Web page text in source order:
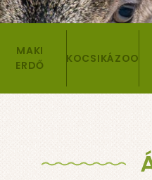
MAKI
ERDŐ
KOCSIKÁZOO